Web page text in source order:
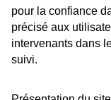
pour la confiance
précisé aux
intervenants dans
suivi.